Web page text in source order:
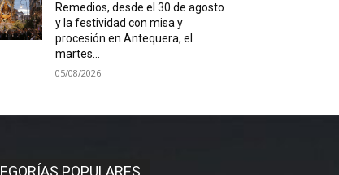
Remedios, desde el 30 de agosto
y la festividad con misa y
procesión en Antequera, el
martes...
05/08/2026
POPULARES